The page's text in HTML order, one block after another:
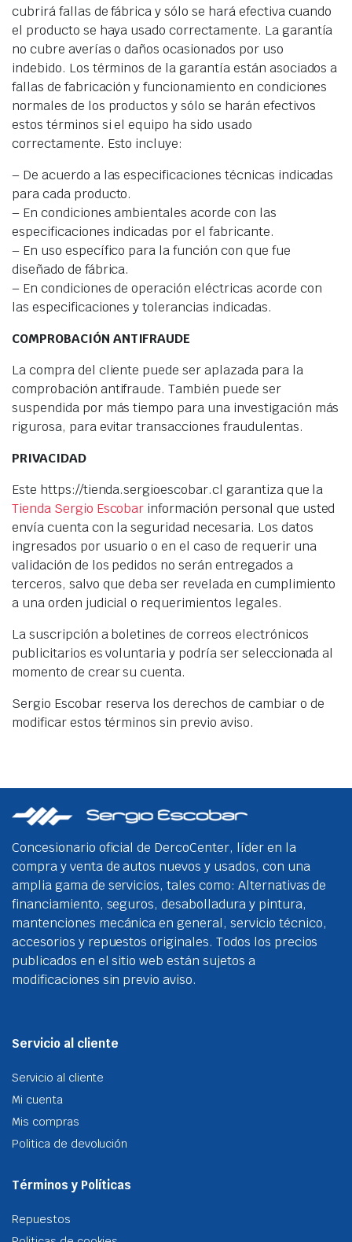
cubrirá fallas de fábrica y sólo se hará efectiva cuando
el producto se haya usado correctamente. La garantía
no cubre averías o daños ocasionados por uso
indebido. Los términos de la garantía están asociados a
fallas de fabricación y funcionamiento en condiciones
normales de los productos y sólo se harán efectivos
estos términos si el equipo ha sido usado
correctamente. Esto incluye:
– De acuerdo a las especificaciones técnicas indicadas
para cada producto.
– En condiciones ambientales acorde con las
especificaciones indicadas por el fabricante.
– En uso específico para la función con que fue
diseñado de fábrica.
– En condiciones de operación eléctricas acorde con
las especificaciones y tolerancias indicadas.
COMPROBACIÓN ANTIFRAUDE
La compra del cliente puede ser aplazada para la
comprobación antifraude. También puede ser
suspendida por más tiempo para una investigación más
rigurosa, para evitar transacciones fraudulentas.
PRIVACIDAD
Este https://tienda.sergioescobar.cl garantiza que la
Tienda Sergio Escobar información personal que usted
envía cuenta con la seguridad necesaria. Los datos
ingresados por usuario o en el caso de requerir una
validación de los pedidos no serán entregados a
terceros, salvo que deba ser revelada en cumplimiento
a una orden judicial o requerimientos legales.
La suscripción a boletines de correos electrónicos
publicitarios es voluntaria y podría ser seleccionada al
momento de crear su cuenta.
Sergio Escobar reserva los derechos de cambiar o de
modificar estos términos sin previo aviso.
Concesionario oficial de DercoCenter, líder en la
compra y venta de autos nuevos y usados, con una
amplia gama de servicios, tales como: Alternativas de
financiamiento, seguros, desabolladura y pintura,
mantenciones mecánica en general, servicio técnico,
accesorios y repuestos originales. Todos los precios
publicados en el sitio web están sujetos a
modificaciones sin previo aviso.
Servicio al cliente
Servicio al cliente
Mi cuenta
Mis compras
Politica de devolución
Términos y Políticas
Repuestos